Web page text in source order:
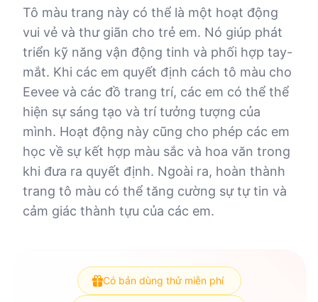
Tô màu trang này có thể là một hoạt động
vui vẻ và thư giãn cho trẻ em. Nó giúp phát
triển kỹ năng vận động tinh và phối hợp tay-
mắt. Khi các em quyết định cách tô màu cho
Eevee và các đồ trang trí, các em có thể thể
hiện sự sáng tạo và trí tưởng tượng của
mình. Hoạt động này cũng cho phép các em
học về sự kết hợp màu sắc và hoa văn trong
khi đưa ra quyết định. Ngoài ra, hoàn thành
trang tô màu có thể tăng cường sự tự tin và
cảm giác thành tựu của các em.
Có bản dùng thử miễn phí